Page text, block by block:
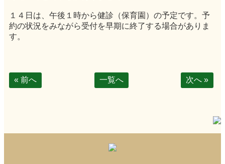
１４日は、午後１時から健診（保育園）の予定です。予
約の状況をみながら受付を早期に終了する場合がありま
す。
« 前へ 一覧へ 次へ »